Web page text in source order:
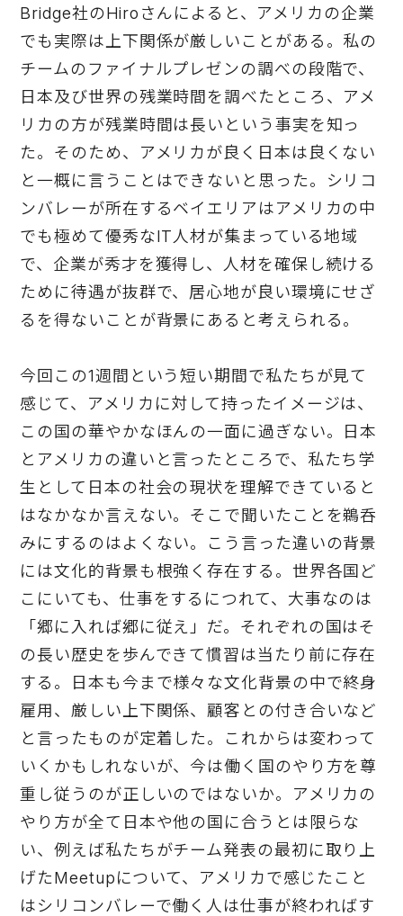
Bridge社のHiroさんによると、アメリカの企業
でも実際は上下関係が厳しいことがある。私の
チームのファイナルプレゼンの調べの段階で、
日本及び世界の残業時間を調べたところ、アメ
リカの方が残業時間は長いという事実を知っ
た。そのため、アメリカが良く日本は良くない
と一概に言うことはできないと思った。シリコ
ンバレーが所在するベイエリアはアメリカの中
でも極めて優秀なIT人材が集まっている地域
で、企業が秀才を獲得し、人材を確保し続ける
ために待遇が抜群で、居心地が良い環境にせざ
るを得ないことが背景にあると考えられる。
今回この1週間という短い期間で私たちが見て
感じて、アメリカに対して持ったイメージは、
この国の華やかなほんの一面に過ぎない。日本
とアメリカの違いと言ったところで、私たち学
生として日本の社会の現状を理解できていると
はなかなか言えない。そこで聞いたことを鵜呑
みにするのはよくない。こう言った違いの背景
には文化的背景も根強く存在する。世界各国ど
こにいても、仕事をするにつれて、大事なのは
「郷に入れば郷に従え」だ。それぞれの国はそ
の長い歴史を歩んできて慣習は当たり前に存在
する。日本も今まで様々な文化背景の中で終身
雇用、厳しい上下関係、顧客との付き合いなど
と言ったものが定着した。これからは変わって
いくかもしれないが、今は働く国のやり方を尊
重し従うのが正しいのではないか。アメリカの
やり方が全て日本や他の国に合うとは限らな
い、例えば私たちがチーム発表の最初に取り上
げたMeetupについて、アメリカで感じたこと
はシリコンバレーで働く人は仕事が終わればす